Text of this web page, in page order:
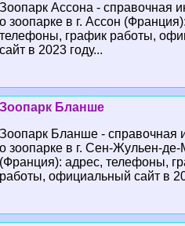
Зоопарк Ассона - справочная
о зоопарке в г. Ассон
телефоны, график работы,
сайт в 2023 году...
Зоопарк Бланше
Зоопарк Бланше - справочная
о зоопарке в г. Сен-Жульен-
(Франция): адрес, телефоны,
работы, официальный сайт в